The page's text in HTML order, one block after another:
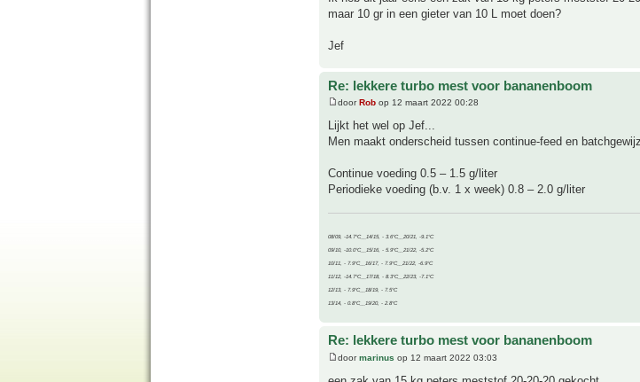
maar 10 gr in een gieter van 10 L moet doen?
Jef
Re: lekkere turbo mest voor bananenboom
door Rob op 12 maart 2022 00:28
Lijkt het wel op Jef...
Men maakt onderscheid tussen continue-feed en
Continue voeding 0.5 – 1.5 g/liter
Periodieke voeding (b.v. 1 x week) 0.8 – 2.0 g/liter
08/09, -14.7°C__14/15, - 3.6°C__20/21, -9.1°C
09/10, -10.0°C__15/16, - 5.9°C__21/22, -5.2°C
10/11, - 7.9°C__16/17, - 7.9°C__21/22, -6.9°C
11/12, -14.7°C__17/18, - 8.3°C__22/23, -7.1°C
12/13, - 7.9°C__18/19, - 7.5°C
13/14, - 0.8°C__19/20, - 2.8°C
Re: lekkere turbo mest voor bananenboom
doormarinus op 12 maart 2022 03:03